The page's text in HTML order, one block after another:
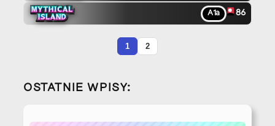
A1a 86
1 2
OSTATNIE WPISY: